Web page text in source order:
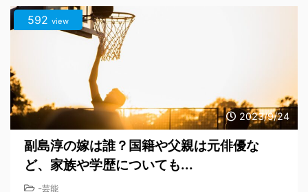
2023/9/24
592 view
副島淳の嫁は誰？国籍や父親は元俳優な
ど、家族や学歴についても...
-芸能